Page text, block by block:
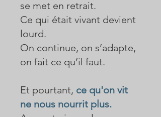
se met en retrait.
Ce qui était vivant devient
lourd.
On continue, on s’adapte,
on fait ce qu’il faut.
Et pourtant, ce qu'on vit
ne nous nourrit plus.